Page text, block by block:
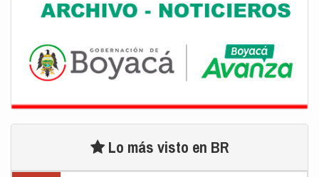
Lo más visto en BR